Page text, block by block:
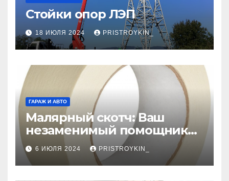
Стойки опор ЛЭП
18 ИЮЛЯ 2024 PRISTROYKIN_
ГАРАЖ И АВТО
Малярный скотч: Ваш
незаменимый помощник
при ремонтных работах
6 ИЮЛЯ 2024 PRISTROYKIN_